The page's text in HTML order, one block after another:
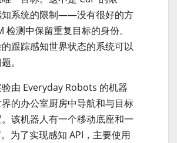
知系统的限制——没有很好的方
检测中保留重复目标的身份。
跟踪感知世界状态的系统可以
。
由 Everyday Robots 的机器
的办公室厨房中导航和与目标
该机器人有一个移动底座和一
为了实现感知 API，主要使用